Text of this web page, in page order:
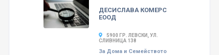
ДЕСИСЛАВА КОМЕРС
ЕООД
5900 ГР. ЛЕВСКИ, УЛ.
СЛИВНИЦА 138
За Дома и Семейството